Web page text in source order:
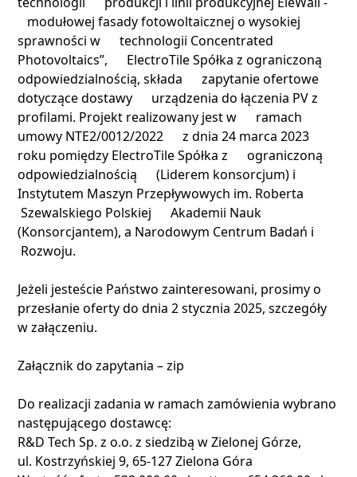
modułowej fasady fotowoltaicznej o wysokiej
sprawności w technologii Concentrated
Photovoltaics”, ElectroTile Spółka z ograniczoną
odpowiedzialnością, składa zapytanie ofertowe
dotyczące dostawy urządzenia do łączenia PV z
profilami. Projekt realizowany jest w ramach
umowy NTE2/0012/2022 z dnia 24 marca 2023
roku pomiędzy ElectroTile Spółka z ograniczoną
odpowiedzialnością (Liderem konsorcjum) i
Instytutem Maszyn Przepływowych im. Roberta
Szewalskiego Polskiej Akademii Nauk
(Konsorcjantem), a Narodowym Centrum Badań i
Rozwoju.
Jeżeli jesteście Państwo zainteresowani, prosimy o
przesłanie oferty do dnia 2 stycznia 2025, szczegóły
w załączeniu.
Załącznik do zapytania – zip
Do realizacji zadania w ramach zamówienia wybrano
następującego dostawcę:
R&D Tech Sp. z o.o. z siedzibą w Zielonej Górze,
ul. Kostrzyńskiej 9, 65-127 Zielona Góra